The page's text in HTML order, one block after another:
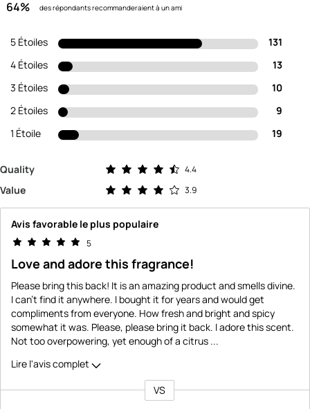
64% des répondants recommanderaient à un ami
5 Étoiles
131
4 Étoiles
13
3 Étoiles
10
2 Étoiles
9
1 Étoile
19
Quality 4.4
Évaluation de 4.4 sur 5 étoiles
Value
3.9
Évaluation de 3.9 sur 5 étoiles
Avis favorable le plus populaire
5
Love and adore this fragrance!
Please bring this back! It is an amazing product and smells divine.
I can't find it anywhere. I bought it for years and would get
compliments from everyone. How fresh and bright and spicy
somewhat it was. Please, please bring it back. I adore this scent.
Not too overpowering, yet enough of a citrus ...
Lire l'avis complet
VS